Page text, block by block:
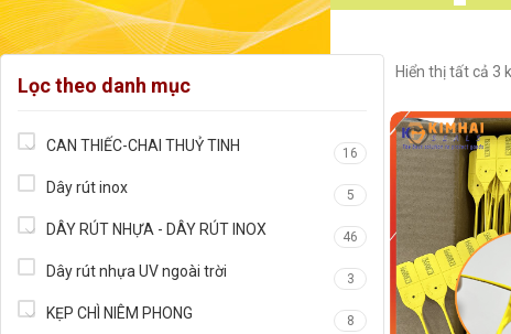
Lọc theo danh mục
CAN THIẾC-CHAI THUỶ TINH 16
Dây rút inox 5
DÂY RÚT NHỰA - DÂY RÚT INOX 46
Dây rút nhựa UV ngoài trời 3
KẸP CHÌ NIÊM PHONG 8
Hiển thị tất cả 3